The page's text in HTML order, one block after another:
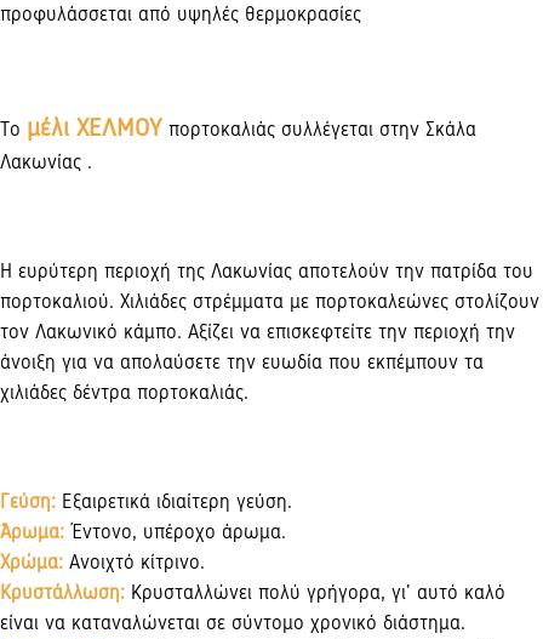
προφυλάσσεται από υψηλές θερμοκρασίες
Το μέλι ΧΕΛΜΟΥ πορτοκαλιάς συλλέγεται στην Σκάλα
Λακωνίας .
Η ευρύτερη περιοχή της Λακωνίας αποτελούν την πατρίδα του
πορτοκαλιού. Χιλιάδες στρέμματα με πορτοκαλεώνες στολίζουν
τον Λακωνικό κάμπο. Αξίζει να επισκεφτείτε την περιοχή την
άνοιξη για να απολαύσετε την ευωδία που εκπέμπουν τα
χιλιάδες δέντρα πορτοκαλιάς.
Γεύση: Eξαιρετικά ιδιαίτερη γεύση.
Άρωμα: Έντονο, υπέροχο άρωμα.
Xρώμα: Aνοιχτό κίτρινο.
Kρυστάλλωση: Kρυσταλλώνει πολύ γρήγορα, γι’ αυτό καλό
είναι να καταναλώνεται σε σύντομο χρονικό διάστημα.